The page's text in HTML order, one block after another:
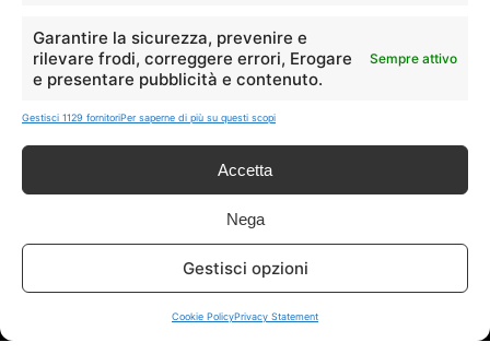
Garantire la sicurezza, prevenire e
rilevare frodi, correggere errori, Erogare
e presentare pubblicità e contenuto.
Sempre attivo
Gestisci 1129 fornitoriPer saperne di più su questi scopi
Accetta
Nega
Gestisci opzioni
Cookie PolicyPrivacy Statement
Info
In qualità di Affiliato Amazon ed eBay, Tariffando riceve un
guadagno dagli acquisti idonei.